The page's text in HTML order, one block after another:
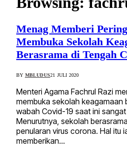
Menag Memberi
Membuka Sekolah
Berasrama di Tengah
BY MBLUDUS21 JULI 2020
Menteri Agama Fachrul Razi
membuka sekolah keagamaan
wabah Covid-19 saat ini
Menurutnya, sekolah
penularan virus corona. Hal itu
memberikan…